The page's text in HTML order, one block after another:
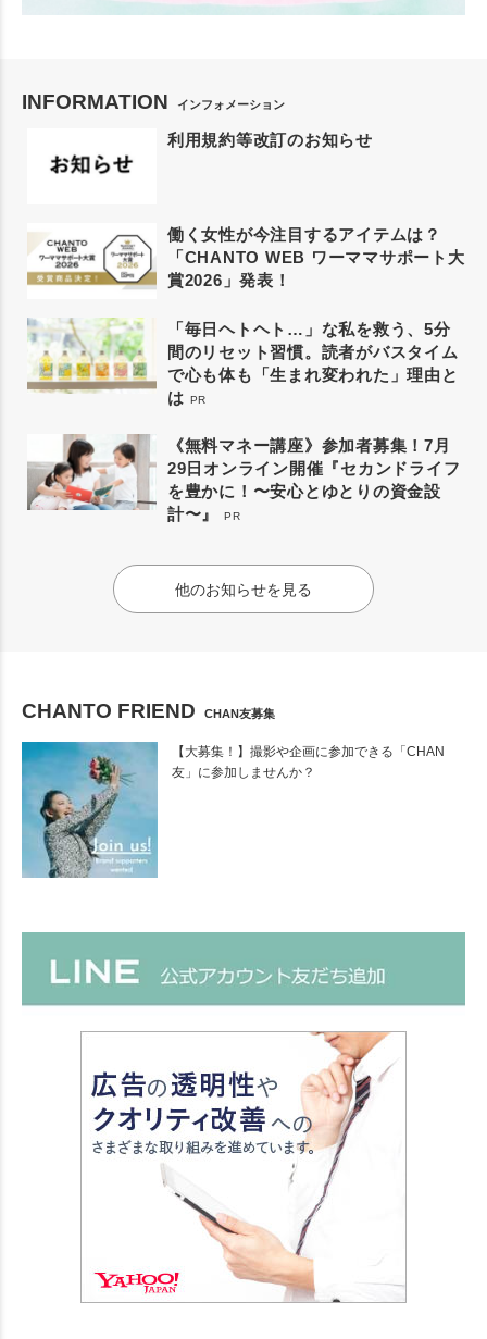
INFORMATION インフォメーション
利用規約等改訂のお知らせ
働く女性が今注目するアイテムは？
「CHANTO WEB ワーママサポート大
賞2026」発表！
「毎日ヘトヘト…」な私を救う、5分
間のリセット習慣。読者がバスタイム
で心も体も「生まれ変われた」理由と
は PR
《無料マネー講座》参加者募集！7月
29日オンライン開催『セカンドライフ
を豊かに！〜安心とゆとりの資金設
計〜』
PR
他のお知らせを見る
CHANTO FRIEND CHAN友募集
【大募集！】撮影や企画に参加できる「CHAN
友」に参加しませんか？